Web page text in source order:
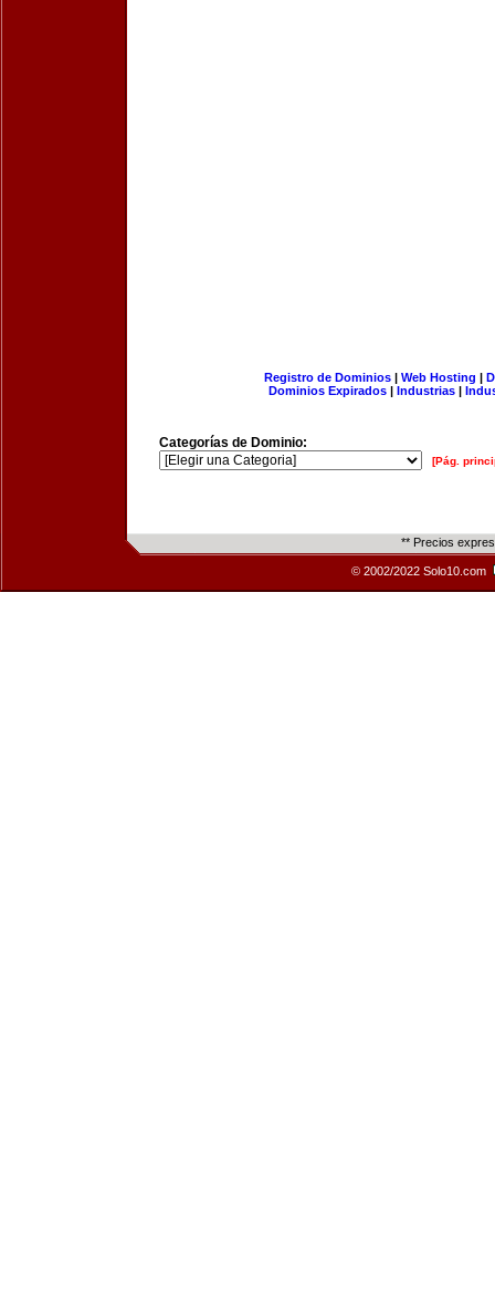
Registro de Dominios| Web Hosting |
Dominios Expirados | Industrias |
Categorías de Dominio:
[Pág.
** Precios
© 2002/2022 Solo10.com